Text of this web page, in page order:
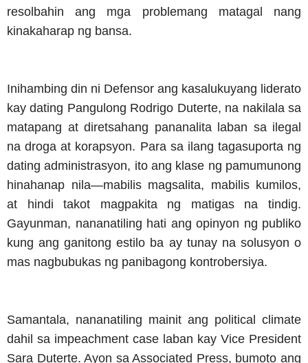
resolbahin ang mga problemang matagal nang
kinakaharap ng bansa.
Inihambing din ni Defensor ang kasalukuyang liderato
kay dating Pangulong Rodrigo Duterte, na nakilala sa
matapang at diretsahang pananalita laban sa ilegal
na droga at korapsyon. Para sa ilang tagasuporta ng
dating administrasyon, ito ang klase ng pamumunong
hinahanap nila—mabilis magsalita, mabilis kumilos,
at hindi takot magpakita ng matigas na tindig.
Gayunman, nananatiling hati ang opinyon ng publiko
kung ang ganitong estilo ba ay tunay na solusyon o
mas nagbubukas ng panibagong kontrobersiya.
Samantala, nananatiling mainit ang political climate
dahil sa impeachment case laban kay Vice President
Sara Duterte. Ayon sa Associated Press, bumoto ang